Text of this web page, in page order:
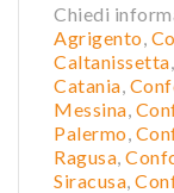
Chiedi
Agrigento,
Caltanissetta,
Catania,
Messina,
Palermo,
Ragusa,
Siracusa,